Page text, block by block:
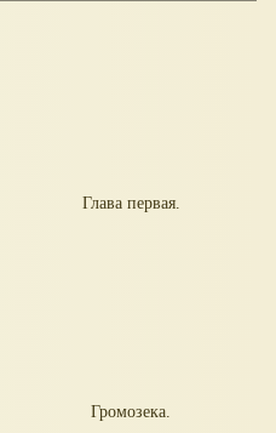
Глава первая.
Громозека.